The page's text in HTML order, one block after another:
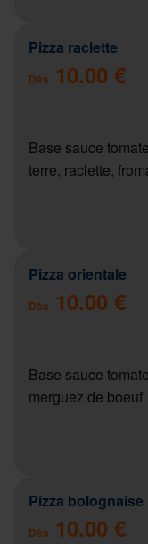
Pizza raclette
Dès 10.00 €
Base sauce
terre, raclette,
Pizza orientale
Dès 10.00 €
Base sauce
merguez de boeuf
Pizza bolognaise
Dès 10.00 €